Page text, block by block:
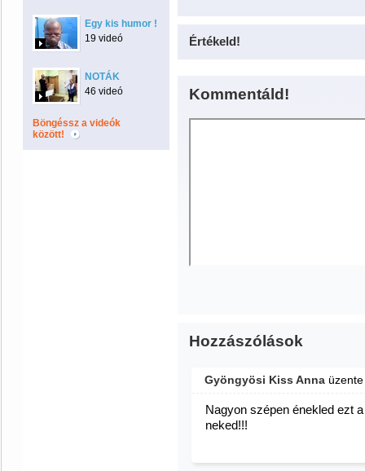
Egy kis humor !
19 videó
NOTÁK
46 videó
Böngéssz a videók
között!
Értékeld!
Kommentáld!
Hozzászólások
Gyöngyösi Kiss Anna
Nagyon szépen énekled ezt
neked!!!